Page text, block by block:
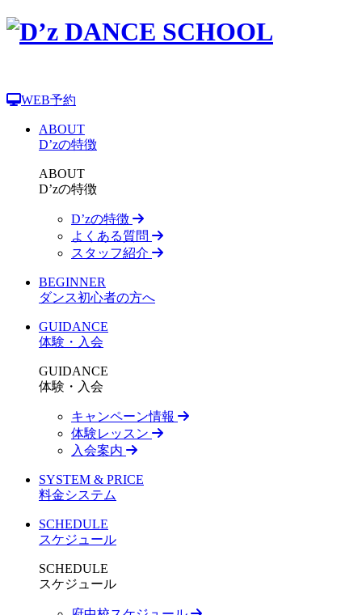
WEB予約
ABOUT
D’zの特徴
ABOUT
D’zの特徴
D’zの特徴
よくある質問
スタッフ紹介
BEGINNER
ダンス初心者の方へ
GUIDANCE
体験・入会
GUIDANCE
体験・入会
キャンペーン情報
体験レッスン
入会案内
SYSTEM & PRICE
料金システム
SCHEDULE
スケジュール
SCHEDULE
スケジュール